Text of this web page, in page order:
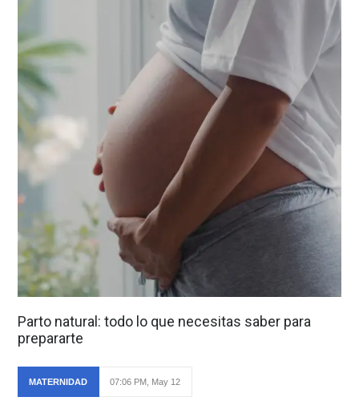
Parto natural: todo lo que necesitas saber para
prepararte
MATERNIDAD 07:06 PM, May 12